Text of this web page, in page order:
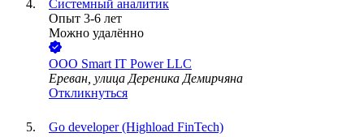
Системный аналитик
Опыт 3-6 лет
Можно удалённо
ООО Smart IT Power LLC
Ереван, улица Дереника Демирчяна
Откликнуться
Go developer (Highload FinTech)